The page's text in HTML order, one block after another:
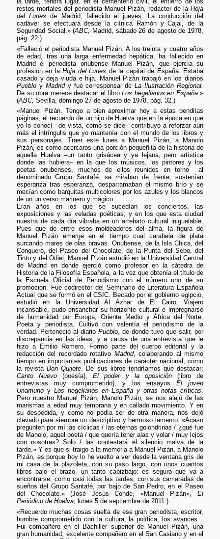
restos mortales del periodista Manuel Pizán, redactor de laHoja
del Lunes de Madrid, fallecido el jueves. La conducción del
cadáver se efectuará desde la clínica Ramón y Cajal, de la
Seguridad Social.» (ABC, Madrid, sábado 26 de agosto de 1978,
pág. 22.)
«Falleció el periodista Manuel Pizán. A los treinta y cuatro años
de edad, tras una larga enfermedad hepática, ha fallecido en
Madrid el periodista onubense Manuel Pizán, que ejercía su
profesión en laHoja del Lunes de la capital de España. Estaba
casado y deja viuda e hija. Manuel Pizán trabajó en los diarios
Puebloy Madridy fue corresponsal deLa Ilustración Regional.
De su obra merece destacar el libroLos hegelianos en España .»
(ABC, Sevilla, domingo 27 de agosto de 1978, pág. 32.)
«Manuel Pizán. Tengo a bien aproximar hoy a estas benditas
páginas, el recuerdo de un hijo de Huelva que en la época en que
yo lo conocí –de vista, como se dice– contribuyó a reforzar aún
más el intríngulis que yo mantenía con el mundo de los libros y
sus personajes. Traer este lunes a Manuel Pizán, a Manolo
Pizán, es como acercaros una porción pequeñita de la historia de
aquella Huelva –un tanto grisácea y ya lejana, pero artística
donde las hubiera– en la que los músicos, los pintores y los
poetas onubenses, muchos de ellos reunidos en torno al
denominado Grupo Santafé, se miraban de frente, sostenían
esperanza tras esperanza, desparramaban el mismo brío y se
mecían como barquitas multicolores por los azules y los blancos
de un universo marinero y mágico.
Eran años en los que se sucedían los conciertos, las
exposiciones y las veladas poéticas; y en los que esta ciudad
nuestra de cada día vibraba en un arrebato cultural inigualable.
Pues que de entre esos moldeadores del alma, la figura de
Manuel Pizán emerge en el tiempo cual carabela de plata
surcando mares de olas bravas. Onubense, de la Isla Chica, del
Conquero, del Paseo del Chocolate, de la Punta del Sebo, del
Tinto y del Odiel, Manuel Pizán estudió en la Universidad Central
de Madrid en donde ejerció como profesor en la cátedra de
Historia de la Filosofía Española, a la vez que obtenía el título de
la Escuela Oficial de Periodismo con el número uno de su
promoción. Fue codirector del Seminario de Literatura Española
Actual que se formó en el CSIC. Becado por el gobierno egipcio,
estudió en la Universidad Al Azhar de El Cairo. Viajero
incansable, pudo ensanchar su horizonte cultural e impregnarse
de humanidad por Europa, Oriente Medio y África del Norte.
Poeta y periodista. Cultivó con valentía el periodismo de la
verdad. Perteneció al diario Pueblo, de donde tuvo que salir, por
discrepancia en las ideas, y a causa de una entrevista que le
hizo a Emilio Romero. Formó parte del cuerpo editorial y la
redacción del recordado rotativo Madrid, colaborando al mismo
tiempo en importantes publicaciones de carácter nacional, como
la revistaDon Quijote. De sus libros tendríamos que destacar:
Canto Nuevo (poesía),El poder y la oposición(libro de
entrevistas muy comprometido), y los ensayos El joven
Unamunoy Los hegelianos en España y otras notas críticas.
Pero nuestro Manuel Pizán, Manolo Pizán, se nos alejó de las
marismas a edad muy temprana y en callado movimiento. Y en
su despedida, y como no podía ser de otra manera, nos dejó
clavado para siempre un descriptivo y hermoso lamento: «Acaso
pregunten por mí las cíclicas / las eternas golondrinas / ¿qué fue
de Manolo, aquel poeta / que quería tener alas y volar / muy lejos
con nosotras? Solo / las contestará el silencio malva de la
tarde.» Y es que si traigo a la memoria a Manuel Pizán, a Manolo
Pizán, es porque hoy lo he vuelto a ver desde la ventana gris de
mi casa de la plazoleta, con su paso largo, con unos cuantos
libros bajo el brazo, un tanto cabizbajo: es seguro que va a
encontrarse, como casi todas las tardes, con sus camaradas de
sueños del Grupo Santafé, por bajo de San Pedro, en el Paseo
del Chocolate.» (José Jesús Conde, «Manuel Pizán»,El
Periódico de Huelva, lunes 5 de septiembre de 2011.)
«Recuerdo muchas cosas suelta de ese gran periodista, escritor,
hombre comprometido con la cultura, la política, los avances...
Fui compañero en el Bachiller superior de Manuel Pizán, una
gran humanidad, excelente compañero en el San Casiano y en el